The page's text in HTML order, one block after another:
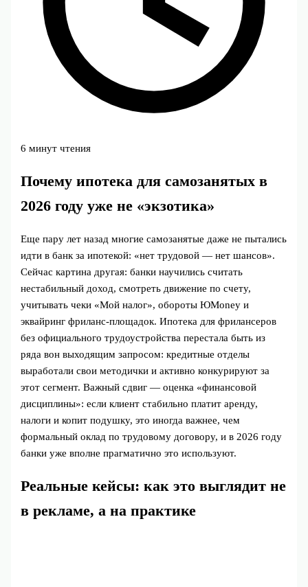
6 минут чтения
Почему ипотека для самозанятых в
2026 году уже не «экзотика»
Еще пару лет назад многие самозанятые даже не пытались
идти в банк за ипотекой: «нет трудовой — нет шансов».
Сейчас картина другая: банки научились считать
нестабильный доход, смотреть движение по счету,
учитывать чеки «Мой налог», обороты ЮMoney и
эквайринг фриланс-площадок. Ипотека для фрилансеров
без официального трудоустройства перестала быть из
ряда вон выходящим запросом: кредитные отделы
выработали свои методички и активно конкурируют за
этот сегмент. Важный сдвиг — оценка «финансовой
дисциплины»: если клиент стабильно платит аренду,
налоги и копит подушку, это иногда важнее, чем
формальный оклад по трудовому договору, и в 2026 году
банки уже вполне прагматично это используют.
Реальные кейсы: как это выглядит не
в рекламе, а на практике